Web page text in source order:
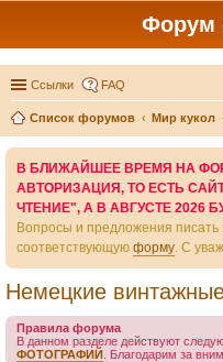
Форум
Ссылки FAQ
Список форумов Мир кукол
В БЛИЖАЙШЕЕ ВРЕМЯ НА
АВТОРИЗАЦИЯ, ТО ЕСТЬ
ЧТЕНИЕ", А В АВГУСТЕ 2026
Вопросы и предложения писать
соответствующую форму. С
Немецкие
Правила форума
В данном разделе действуют
ФОТОГРАФИЙ . Благодарим за